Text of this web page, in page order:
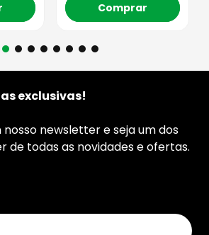
Comprar
exclusivas!
newsletter e seja um dos
de todas as novidades e ofertas.